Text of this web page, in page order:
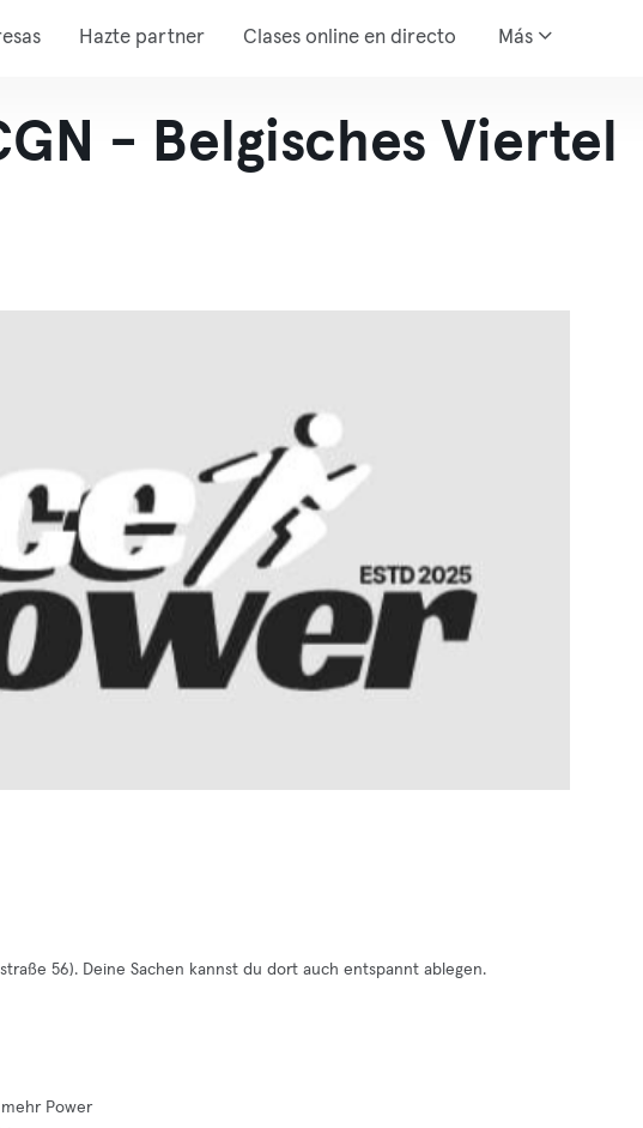
Hazte partner Clases online en directo Más
- Belgisches Viertel
56). Deine Sachen kannst du dort auch entspannt ablegen.
Power